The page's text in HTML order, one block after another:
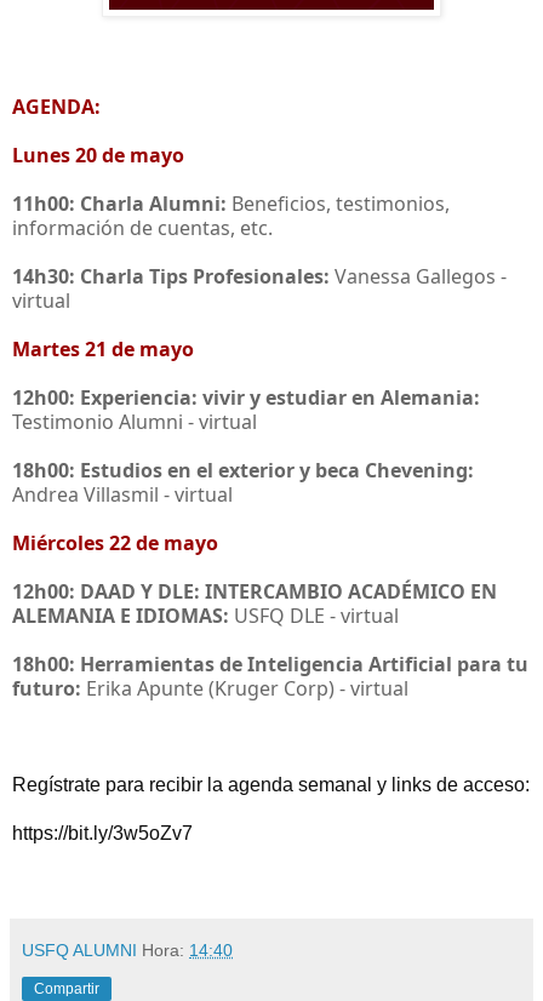
AGENDA:
Lunes 20 de mayo
11h00: Charla Alumni: Beneficios, testimonios,
información de cuentas, etc.
14h30: Charla Tips Profesionales: Vanessa Gallegos -
virtual
Martes 21 de mayo
12h00: Experiencia: vivir y estudiar en Alemania:
Testimonio Alumni - virtual
18h00: Estudios en el exterior y beca Chevening:
Andrea Villasmil - virtual
Miércoles 22 de mayo
12h00: DAAD Y DLE: INTERCAMBIO ACADÉMICO EN
ALEMANIA E IDIOMAS: USFQ DLE - virtual
18h00: Herramientas de Inteligencia Artificial para tu
futuro: Erika Apunte (Kruger Corp) - virtual
Regístrate para recibir la agenda semanal y links de acceso:
https://bit.ly/3w5oZv7
USFQ ALUMNI Hora: 14:40
Compartir